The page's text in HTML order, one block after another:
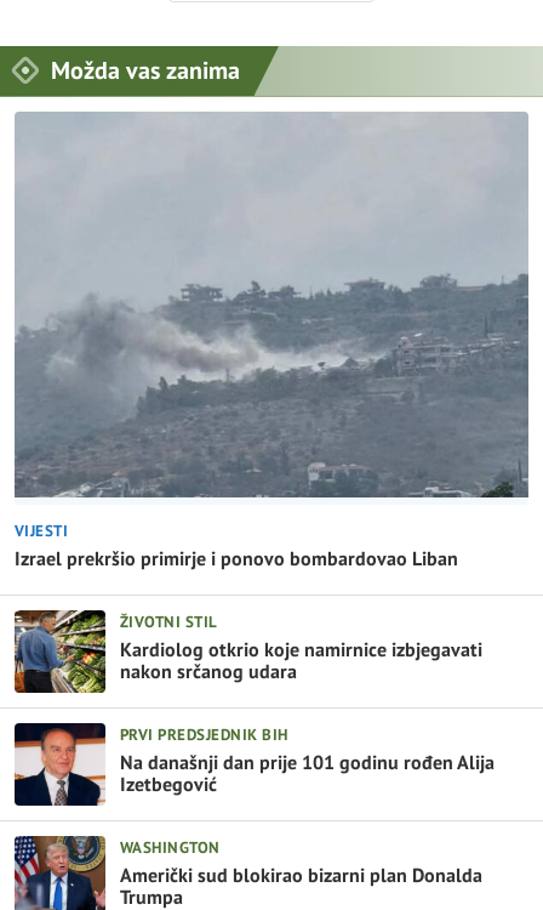
Možda vas zanima
VIJESTI
Izrael prekršio primirje i ponovo bombardovao Liban
ŽIVOTNI STIL
Kardiolog otkrio koje namirnice izbjegavati
nakon srčanog udara
PRVI PREDSJEDNIK BIH
Na današnji dan prije 101 godinu rođen Alija
Izetbegović
WASHINGTON
Američki sud blokirao bizarni plan Donalda
Trumpa